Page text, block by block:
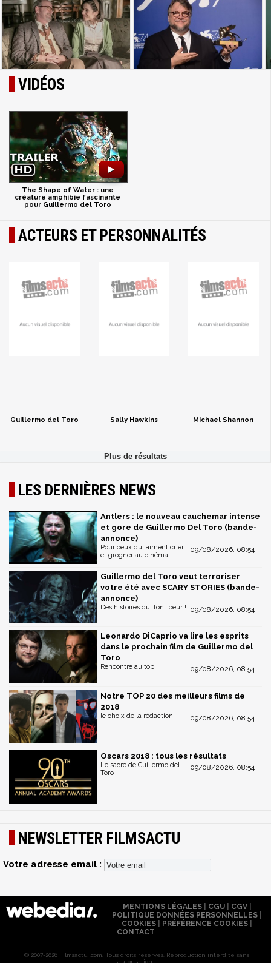
VIDÉOS
►
The Shape of Water : une
créature amphibie fascinante
pour Guillermo del Toro
ACTEURS ET PERSONNALITÉS
Guillermo del Toro Sally Hawkins Michael Shannon
LES DERNIÈRES NEWS
Antlers : le nouveau cauchemar intense
et gore de Guillermo Del Toro (bande-
annonce)
09/08/2026, 08:54
Pour ceux qui aiment crier
et grogner au cinéma
Guillermo del Toro veut terroriser
votre été avec SCARY STORIES (bande-
annonce)
09/08/2026, 08:54
Des histoires qui font peur !
Leonardo DiCaprio va lire les esprits
dans le prochain film de Guillermo del
Toro
09/08/2026, 08:54
Rencontre au top !
Notre TOP 20 des meilleurs films de
2018
09/08/2026, 08:54
le choix de la rédaction
Oscars 2018 : tous les résultats
09/08/2026, 08:54
Le sacre de Guillermo del
Toro
NEWSLETTER FILMSACTU
Votre adresse email :
MENTIONS LÉGALES| CGU| CGV|
POLITIQUE DONNÉES PERSONNELLES
COOKIES
PRÉFÉRENCE COOKIES
CONTACT
© 2007-2026 Filmsactu .com. Tous droits réservés. Reproduction interdite sans
autorisation.